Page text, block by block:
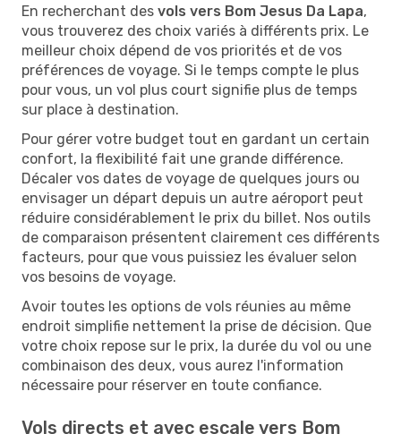
En recherchant des vols vers Bom Jesus Da Lapa,
vous trouverez des choix variés à différents prix. Le
meilleur choix dépend de vos priorités et de vos
préférences de voyage. Si le temps compte le plus
pour vous, un vol plus court signifie plus de temps
sur place à destination.
Pour gérer votre budget tout en gardant un certain
confort, la flexibilité fait une grande différence.
Décaler vos dates de voyage de quelques jours ou
envisager un départ depuis un autre aéroport peut
réduire considérablement le prix du billet. Nos outils
de comparaison présentent clairement ces différents
facteurs, pour que vous puissiez les évaluer selon
vos besoins de voyage.
Avoir toutes les options de vols réunies au même
endroit simplifie nettement la prise de décision. Que
votre choix repose sur le prix, la durée du vol ou une
combinaison des deux, vous aurez l'information
nécessaire pour réserver en toute confiance.
Vols directs et avec escale vers Bom